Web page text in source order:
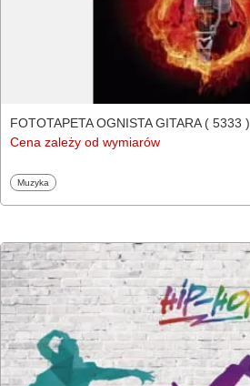
FOTOTAPETA OGNISTA GITARA ( 5333 )
Cena zależy od wymiarów
Fototapety
Muzyka